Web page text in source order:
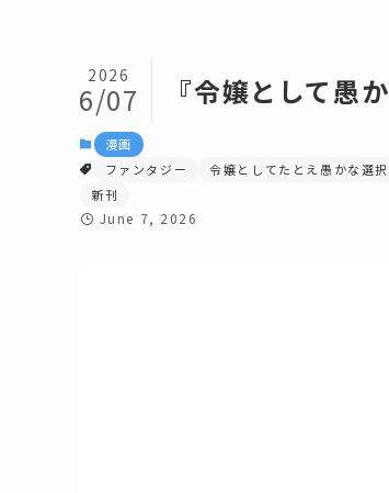
『令嬢として愚
2026
6/07
漫画
ファンタジー
令嬢としてたとえ愚かな選
新刊
June 7, 2026